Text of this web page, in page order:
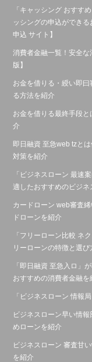
「キャッシング おすす
ッシングの申込ができ
申込 サイト】
消費者金融一覧！安全
版】
お金を借りる・綬い即
る方法を紹介
お金を借りる最終手段
介
即日融資 至急web tzと
対策を紹介
「ビジネスローン 最速
適したおすすめのビジネ
カードローン web審査
ドローンを紹介
「フリーローン比較 ネ
リーローンの特徴と選び
「即日融資 至急入ロ」
おすすめの消費者金融を
「ビジネスローン 情報
ビジネスローン早い情
めローンを紹介
ビジネスローン 審査甘
を紹介